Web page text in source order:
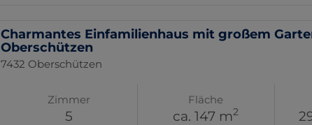
Charmantes Einfamilienhaus mit großem
Oberschützen
7432 Oberschützen
Zimmer
5
Fläche
ca. 147 m2